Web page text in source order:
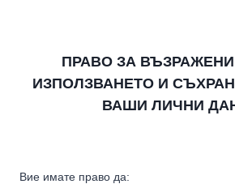
ПРАВО ЗА
ИЗПОЛЗВАНЕТО И
ВАШИ ЛИЧНИ
Вие имате право да: